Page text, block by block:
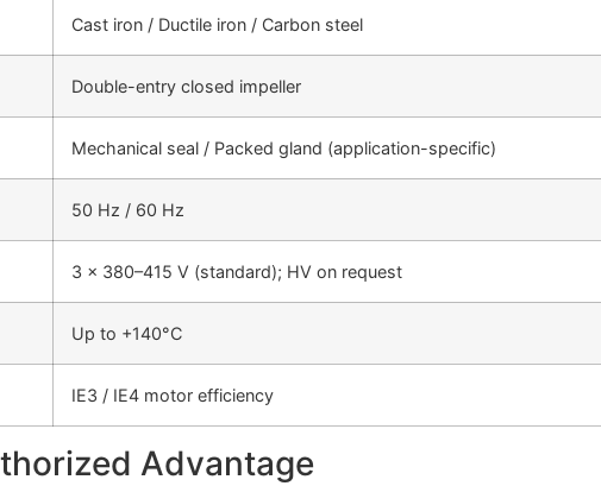
Cast iron / Ductile iron / Carbon steel
Double-entry closed impeller
Mechanical seal / Packed gland (application-specific)
50 Hz / 60 Hz
3 x 380–415 V (standard); HV on request
Up to +140°C
IE3 / IE4 motor efficiency
Advantage